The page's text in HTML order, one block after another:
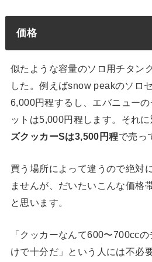
価格
似たような容量のソロ用チタン
した。例えばsnow peakのソロ
6,000円程するし、エバニュー
ットは5,000円程します。それに
ズクッカーSは3,500円程で売っ
買う場所によって違うので絶対
ませんが、だいたいこんな価格
と思います。
「クッカーなんて600〜700cc
けで十分だ」という人には不必